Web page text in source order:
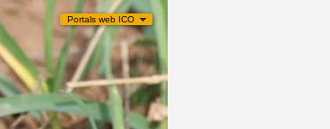
Portals web ICO